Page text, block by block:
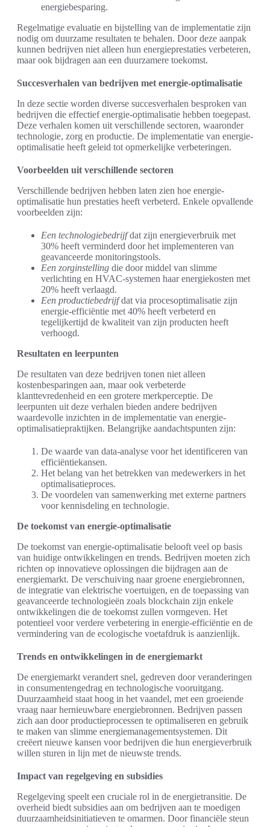
energiebesparing.
Regelmatige evaluatie en bijstelling van de implementatie zijn
nodig om duurzame resultaten te behalen. Door deze aanpak
kunnen bedrijven niet alleen hun energieprestaties verbeteren,
maar ook bijdragen aan een duurzamere toekomst.
Succesverhalen van bedrijven met energie-optimalisatie
In deze sectie worden diverse succesverhalen besproken van
bedrijven die effectief energie-optimalisatie hebben toegepast.
Deze verhalen komen uit verschillende sectoren, waaronder
technologie, zorg en productie. De implementatie van energie-
optimalisatie heeft geleid tot opmerkelijke verbeteringen.
Voorbeelden uit verschillende sectoren
Verschillende bedrijven hebben laten zien hoe energie-
optimalisatie hun prestaties heeft verbeterd. Enkele opvallende
voorbeelden zijn:
Een technologiebedrijfdat zijn energieverbruik met
30% heeft verminderd door het implementeren van
geavanceerde monitoringstools.
Een zorginstelling die door middel van slimme
verlichting en HVAC-systemen haar energiekosten met
20% heeft verlaagd.
Een productiebedrijfdat via procesoptimalisatie zijn
energie-efficiëntie met 40% heeft verbeterd en
tegelijkertijd de kwaliteit van zijn producten heeft
verhoogd.
Resultaten en leerpunten
De resultaten van deze bedrijven tonen niet alleen
kostenbesparingen aan, maar ook verbeterde
klanttevredenheid en een grotere merkperceptie. De
leerpunten uit deze verhalen bieden andere bedrijven
waardevolle inzichten in de implementatie van energie-
optimalisatiepraktijken. Belangrijke aandachtspunten zijn:
De waarde van data-analyse voor het identificeren van
efficiëntiekansen.
Het belang van het betrekken van medewerkers in het
optimalisatieproces.
De voordelen van samenwerking met externe partners
voor kennisdeling en technologie.
De toekomst van energie-optimalisatie
De toekomst van energie-optimalisatie belooft veel op basis
van huidige ontwikkelingen en trends. Bedrijven moeten zich
richten op innovatieve oplossingen die bijdragen aan de
energiemarkt. De verschuiving naar groene energiebronnen,
de integratie van elektrische voertuigen, en de toepassing van
geavanceerde technologieën zoals blockchain zijn enkele
ontwikkelingen die de toekomst zullen vormgeven. Het
potentieel voor verdere verbetering in energie-efficiëntie en de
vermindering van de ecologische voetafdruk is aanzienlijk.
Trends en ontwikkelingen in de energiemarkt
De energiemarkt verandert snel, gedreven door veranderingen
in consumentengedrag en technologische vooruitgang.
Duurzaamheid staat hoog in het vaandel, met een groeiende
vraag naar hernieuwbare energiebronnen. Bedrijven passen
zich aan door productieprocessen te optimaliseren en gebruik
te maken van slimme energiemanagementsystemen. Dit
creëert nieuwe kansen voor bedrijven die hun energieverbruik
willen sturen in lijn met de nieuwste trends.
Impact van regelgeving en subsidies
Regelgeving speelt een cruciale rol in de energietransitie. De
overheid biedt subsidies aan om bedrijven aan te moedigen
duurzaamheidsinitiatieven te omarmen. Door financiële steun